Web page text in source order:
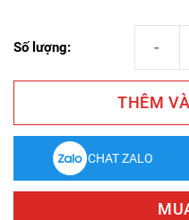
Số lượng:
THÊM
CHAT ZALO